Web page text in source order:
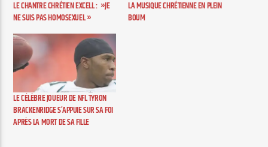
LE CHANTRE CHRÉTIEN EXCELL : »JE
NE SUIS PAS HOMOSEXUEL »
LA MUSIQUE CHRÉTIENNE EN PLEIN
BOUM
LE CÉLÈBRE JOUEUR DE NFL TYRON
BRACKENRIDGE S’APPUIE SUR SA FOI
APRÈS LA MORT DE SA FILLE